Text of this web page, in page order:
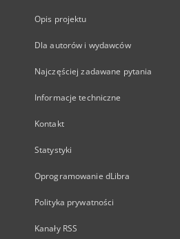
Opis projektu
Dla autorów i wydawców
Najczęściej zadawane pytania
Informacje techniczne
Kontakt
Statystyki
Oprogramowanie dLibra
Polityka prywatności
Kanały RSS